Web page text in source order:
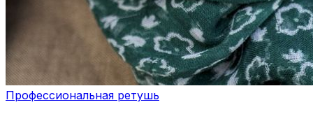
Профессиональная ретушь